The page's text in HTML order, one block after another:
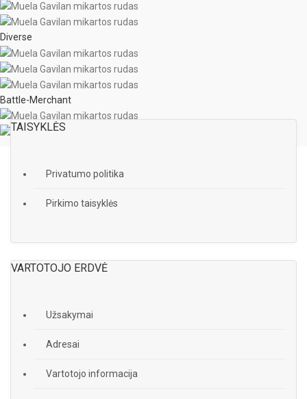
Diverse
Battle-Merchant
TAISYKLĖS
Privatumo politika
Pirkimo taisyklės
VARTOTOJO ERDVĖ
Užsakymai
Adresai
Vartotojo informacija